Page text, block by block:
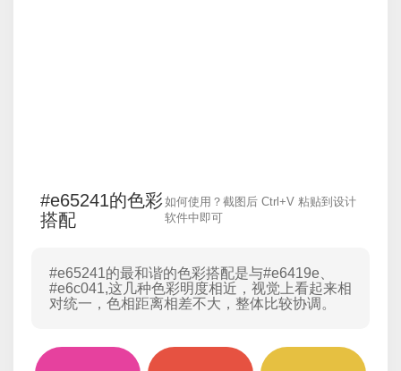
#e65241的色彩
搭配
如何使用？截图后 Ctrl+V 粘贴到设计
软件中即可
#e65241的最和谐的色彩搭配是与#e6419e
#e6c041,这几种色彩明度相近，视觉上看起来相
对统一，色相距离相差不大，整体比较协调。